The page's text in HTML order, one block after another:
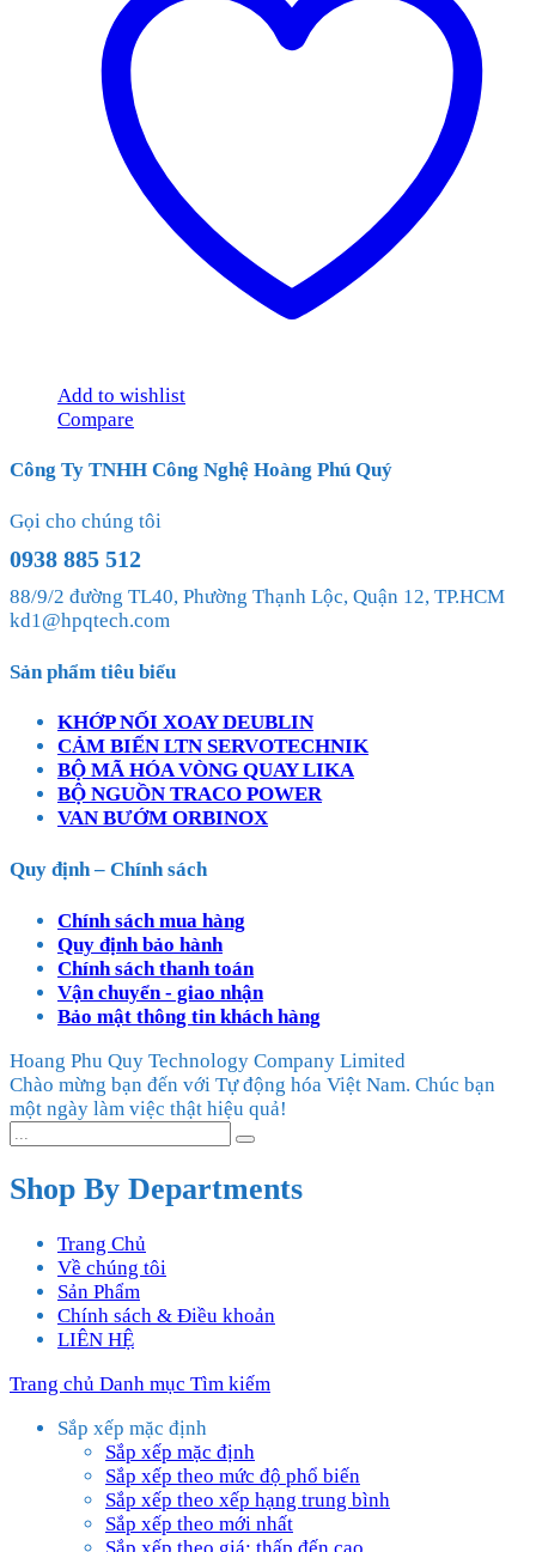
Add to wishlist
Compare
Công Ty TNHH Công Nghệ Hoàng Phú Quý
Gọi cho chúng tôi
0938 885 512
88/9/2 đường TL40, Phường Thạnh Lộc, Quận 12, TP.HCM
kd1@hpqtech.com
Sản phẩm tiêu biểu
KHỚP NỐI XOAY DEUBLIN
CẢM BIẾN LTN SERVOTECHNIK
BỘ MÃ HÓA VÒNG QUAY LIKA
BỘ NGUỒN TRACO POWER
VAN BƯỚM ORBINOX
Quy định – Chính sách
Chính sách mua hàng
Quy định bảo hành
Chính sách thanh toán
Vận chuyển - giao nhận
Bảo mật thông tin khách hàng
Hoang Phu Quy Technology Company Limited
Chào mừng bạn đến với Tự động hóa Việt Nam. Chúc bạn
một ngày làm việc thật hiệu quả!
Shop By Departments
Trang Chủ
Về chúng tôi
Sản Phẩm
Chính sách & Điều khoản
LIÊN HỆ
Trang chủ Danh mục Tìm kiếm
Sắp xếp mặc định
Sắp xếp mặc định
Sắp xếp theo mức độ phổ biến
Sắp xếp theo xếp hạng trung bình
Sắp xếp theo mới nhất